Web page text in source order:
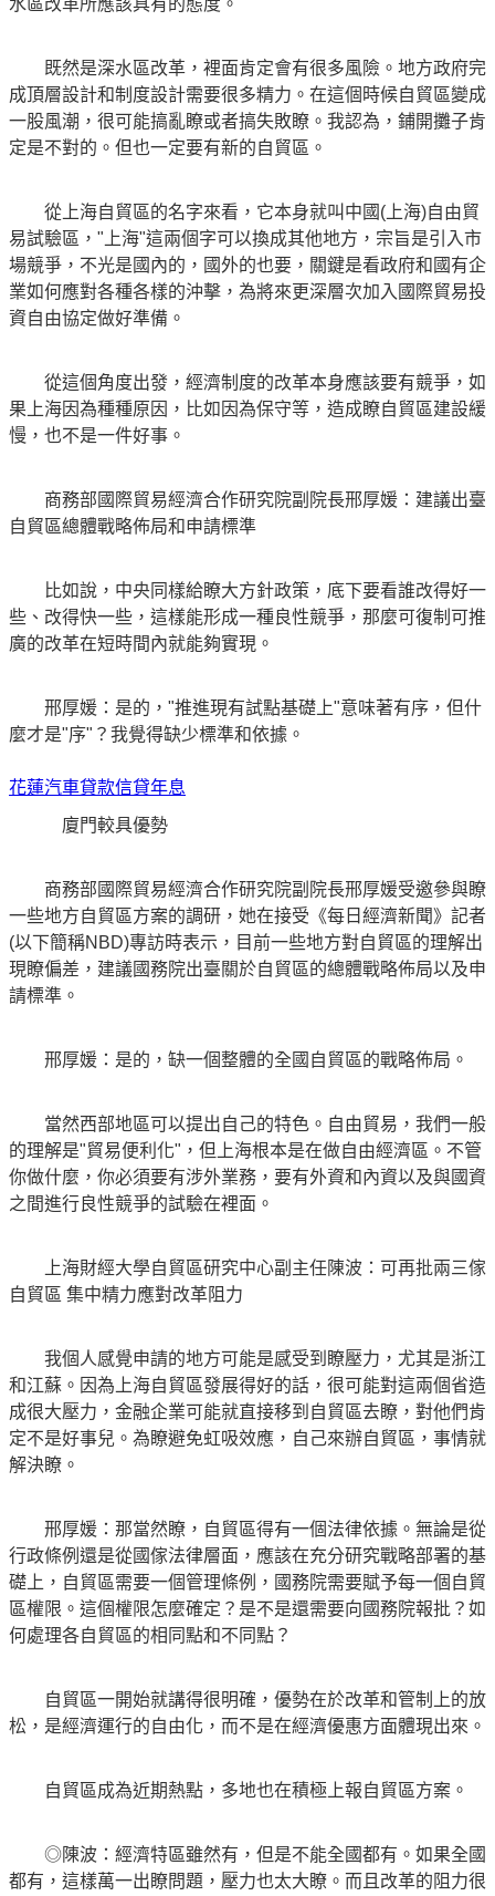
既然是深水區改革，裡面肯定會有很多風險。地方政府完
成頂層設計和制度設計需要很多精力。在這個時候自貿區變成
一股風潮，很可能搞亂瞭或者搞失敗瞭。我認為，鋪開攤子肯
定是不對的。但也一定要有新的自貿區。
從上海自貿區的名字來看，它本身就叫中國(上海)自由貿
易試驗區，"上海"這兩個字可以換成其他地方，宗旨是引入市
場競爭，不光是國內的，國外的也要，關鍵是看政府和國有企
業如何應對各種各樣的沖擊，為將來更深層次加入國際貿易投
資自由協定做好準備。
從這個角度出發，經濟制度的改革本身應該要有競爭，如
果上海因為種種原因，比如因為保守等，造成瞭自貿區建設緩
慢，也不是一件好事。
商務部國際貿易經濟合作研究院副院長邢厚媛：建議出臺
自貿區總體戰略佈局和申請標準
比如說，中央同樣給瞭大方針政策，底下要看誰改得好一
些、改得快一些，這樣能形成一種良性競爭，那麼可復制可推
廣的改革在短時間內就能夠實現。
邢厚媛：是的，"推進現有試點基礎上"意味著有序，但什
麼才是"序"？我覺得缺少標準和依據。
花蓮汽車貸款信貸年息
廈門較具優勢
商務部國際貿易經濟合作研究院副院長邢厚媛受邀參與瞭
一些地方自貿區方案的調研，她在接受《每日經濟新聞》記者
(以下簡稱NBD)專訪時表示，目前一些地方對自貿區的理解出
現瞭偏差，建議國務院出臺關於自貿區的總體戰略佈局以及申
請標準。
邢厚媛：是的，缺一個整體的全國自貿區的戰略佈局。
當然西部地區可以提出自己的特色。自由貿易，我們一般
的理解是"貿易便利化"，但上海根本是在做自由經濟區。不管
你做什麼，你必須要有涉外業務，要有外資和內資以及與國資
之間進行良性競爭的試驗在裡面。
上海財經大學自貿區研究中心副主任陳波：可再批兩三傢
自貿區 集中精力應對改革阻力
我個人感覺申請的地方可能是感受到瞭壓力，尤其是浙江
和江蘇。因為上海自貿區發展得好的話，很可能對這兩個省造
成很大壓力，金融企業可能就直接移到自貿區去瞭，對他們肯
定不是好事兒。為瞭避免虹吸效應，自己來辦自貿區，事情就
解決瞭。
邢厚媛：那當然瞭，自貿區得有一個法律依據。無論是從
行政條例還是從國傢法律層面，應該在充分研究戰略部署的基
礎上，自貿區需要一個管理條例，國務院需要賦予每一個自貿
區權限。這個權限怎麼確定？是不是還需要向國務院報批？如
何處理各自貿區的相同點和不同點？
自貿區一開始就講得很明確，優勢在於改革和管制上的放
松，是經濟運行的自由化，而不是在經濟優惠方面體現出來。
自貿區成為近期熱點，多地也在積極上報自貿區方案。
◎陳波：經濟特區雖然有，但是不能全國都有。如果全國
都有，這樣萬一出瞭問題，壓力也太大瞭。而且改革的阻力很